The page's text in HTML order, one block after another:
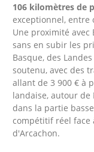
106 kilomètres de
exceptionnel, entre
Une proximité avec
sans en subir les
Basque, des
soutenu, avec des
allant de 3 900 € à
landaise, autour de
dans la partie
compétitif réel face
d'Arcachon.